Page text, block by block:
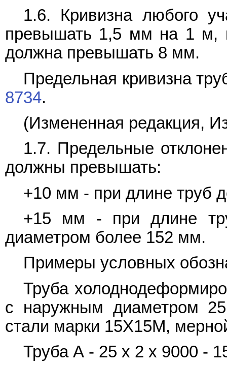
1.6. Кривизна любого
превышать 1,5 мм на 1 м,
должна превышать 8 мм.
Предельная кривизна
8734.
(Измененная редакция,
1.7. Предельные
должны превышать:
+10 мм - при длине труб
+15 мм - при длине
диаметром более 152 мм.
Примеры условных
Труба
с наружным диаметром
стали марки 15Х15М,
Труба А - 25 х 2 х 9000 -